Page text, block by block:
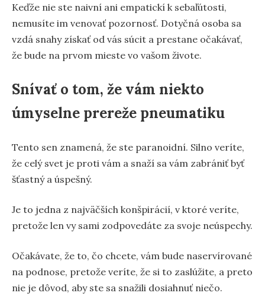
Keďže nie ste naivní ani empatickí k sebaľútosti,
nemusíte im venovať pozornosť. Dotyčná osoba sa
vzdá snahy získať od vás súcit a prestane očakávať,
že bude na prvom mieste vo vašom živote.
Snívať o tom, že vám niekto
úmyselne prereže pneumatiku
Tento sen znamená, že ste paranoidní. Silno veríte,
že celý svet je proti vám a snaží sa vám zabrániť byť
šťastný a úspešný.
Je to jedna z najväčších konšpirácií, v ktoré veríte,
pretože len vy sami zodpovedáte za svoje neúspechy.
Očakávate, že to, čo chcete, vám bude naservírované
na podnose, pretože veríte, že si to zaslúžite, a preto
nie je dôvod, aby ste sa snažili dosiahnuť niečo.